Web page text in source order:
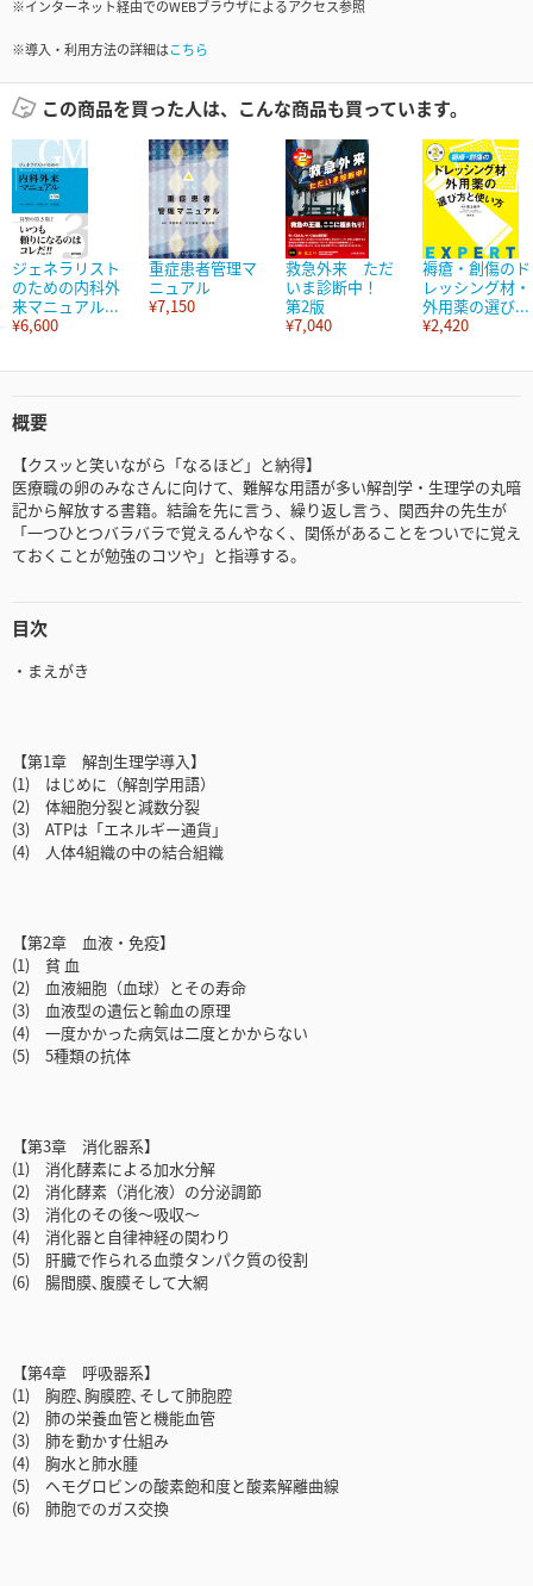
※インターネット経由でのWEBブラウザによるアクセス参照
※導入・利用方法の詳細はこちら
この商品を買った人は、こんな商品も買っています。
ジェネラリスト
のための内科外
来マニュアル...
¥6,600
重症患者管理マ
ニュアル
¥7,150
救急外来 ただ
いま診断中！
第2版
¥7,040
褥瘡・創傷のド
レッシング材・
外用薬の選び...
¥2,420
概要
【クスッと笑いながら「なるほど」と納得】
医療職の卵のみなさんに向けて、難解な用語が多い解剖学・生理学の丸暗
記から解放する書籍。結論を先に言う、繰り返し言う、関西弁の先生が
「一つひとつバラバラで覚えるんやなく、関係があることをついでに覚え
ておくことが勉強のコツや」と指導する。
目次
・まえがき
【第1章 解剖生理学導入】
(1) はじめに（解剖学用語）
(2) 体細胞分裂と減数分裂
(3) ATPは「エネルギー通貨」
(4) 人体4組織の中の結合組織
【第2章 血液・免疫】
(1) 貧 血
(2) 血液細胞（血球）とその寿命
(3) 血液型の遺伝と輸血の原理
(4) 一度かかった病気は二度とかからない
(5) 5種類の抗体
【第3章 消化器系】
(1) 消化酵素による加水分解
(2) 消化酵素（消化液）の分泌調節
(3) 消化のその後～吸収～
(4) 消化器と自律神経の関わり
(5) 肝臓で作られる血漿タンパク質の役割
(6) 腸間膜､腹膜そして大網
【第4章 呼吸器系】
(1) 胸腔､胸膜腔､そして肺胞腔
(2) 肺の栄養血管と機能血管
(3) 肺を動かす仕組み
(4) 胸水と肺水腫
(5) ヘモグロビンの酸素飽和度と酸素解離曲線
(6) 肺胞でのガス交換